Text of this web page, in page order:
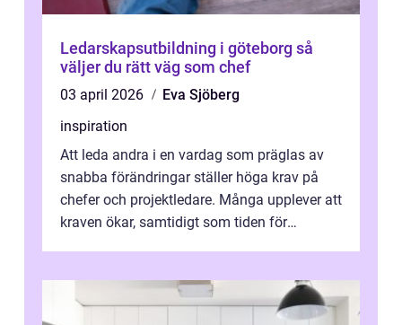
Ledarskapsutbildning i göteborg så
väljer du rätt väg som chef
03 april 2026
Eva Sjöberg
inspiration
Att leda andra i en vardag som präglas av
snabba förändringar ställer höga krav på
chefer och projektledare. Många upplever att
kraven ökar, samtidigt som tiden för